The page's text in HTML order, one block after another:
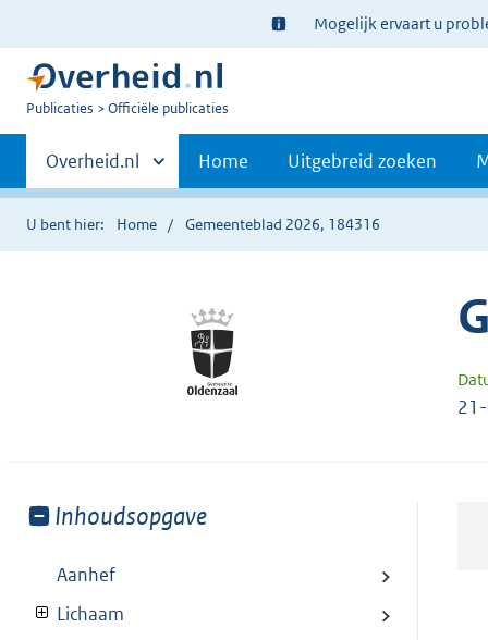
Ter
informatie:
Mogelijk ervaart u
U
Publicaties Officiële publicaties
Primaire
navigatie
Andere
sites
binnen
Overheid.nl Home Uitgebreid zoeken
U bent hier: Home Gemeenteblad 2026, 184316
Toon
van:
Inhoudsopgave
Aanhef
Lichaam